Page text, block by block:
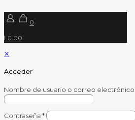
0
L0.00
✕
Acceder
Nombre de usuario o correo electrónico
Contraseña *